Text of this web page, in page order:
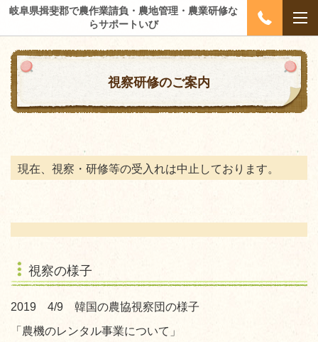
岐阜県揖斐郡で農作業請負・農地管理・農業研修な
らサポートいび
視察研修のご案内
現在、視察・研修等の受入れは中止しております。
視察の様子
2019 4/9 韓国の農協視察団の様子
「農機のレンタル事業について」